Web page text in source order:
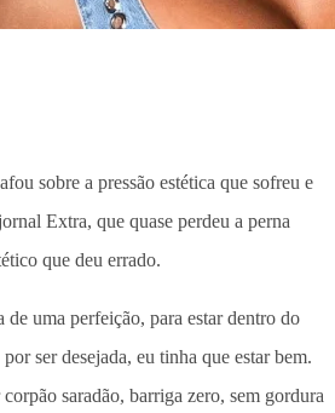
sobre a pressão estética que sofreu e
Extra, que quase perdeu a perna
que deu errado.
uma perfeição, para estar dentro do
ser desejada, eu tinha que estar bem.
saradão, barriga zero, sem gordura